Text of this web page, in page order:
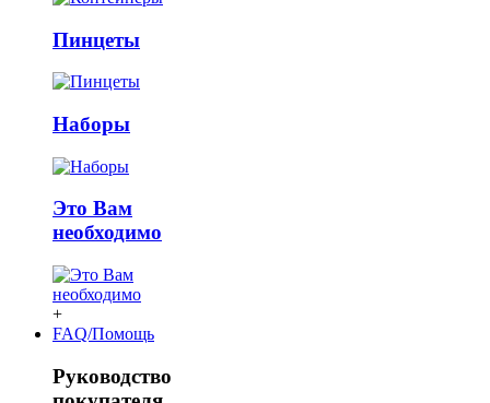
Пинцеты
Наборы
Это Вам
необходимо
+
FAQ/Помощь
Руководство